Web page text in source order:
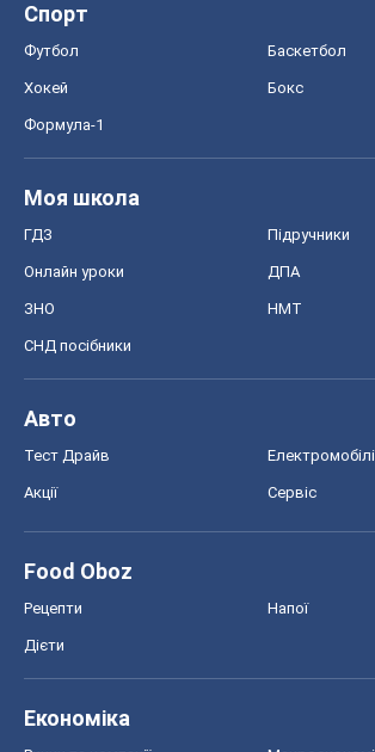
Спорт
Футбол Баскетбол
Хокей Бокс
Формула-1
Моя школа
ГДЗ Підручники
Онлайн уроки ДПА
ЗНО НМТ
СНД посібники
Авто
Тест Драйв Електромобілі
Акції Сервіс
Food Oboz
Рецепти Напої
Дієти
Економіка